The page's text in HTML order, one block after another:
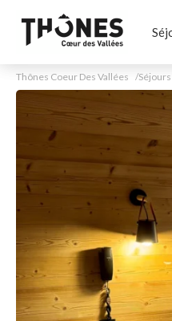
Thônes Coeur Des Vallées Séjours